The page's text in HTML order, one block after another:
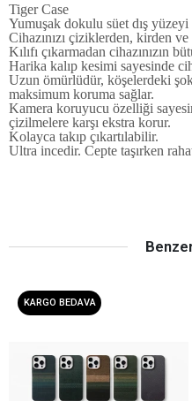
Tiger Case
Yumuşak dokulu süet dış
Cihazınızı çiziklerden, kirden
Kılıfı çıkarmadan cihazınızın
Harika kalıp kesimi sayesinde
Uzun ömürlüdür, köşelerdeki
maksimum koruma sağlar.
Kamera koruyucu özelliği
çizilmelere karşı ekstra korur.
Kolayca takıp çıkartılabilir.
Ultra incedir. Cepte taşırken
KARGO BEDAVA